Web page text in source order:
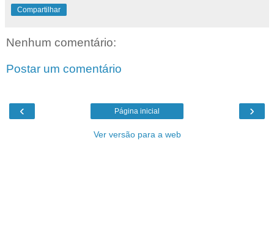
Compartilhar
Nenhum comentário:
Postar um comentário
‹ ›
Página inicial
Ver versão para a web